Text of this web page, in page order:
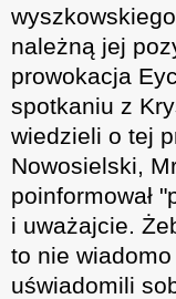
należną jej
prowokacja
spotkaniu z
wiedzieli o tej
Nowosielski,
poinformował
i uważajcie.
to nie
uświadomili